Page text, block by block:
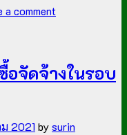
a comment
อจัดจ้างในรอบ
2021 bysurin